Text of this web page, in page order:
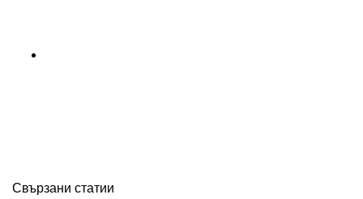
Свързани статии